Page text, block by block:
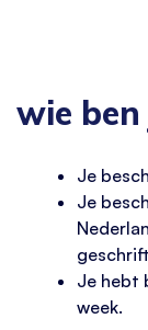
wie ben
Je
Je
Je hebt
week.